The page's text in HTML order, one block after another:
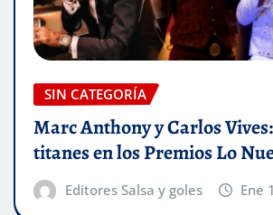
SIN CATEGORÍA
Marc Anthony y Carlos
titanes en los Premios Lo
Editores Salsa y goles Ene